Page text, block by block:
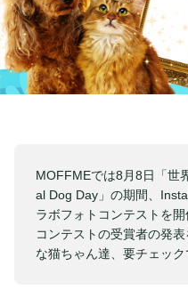
MOFFMEでは8月8日「世
al Dog Day」の期間、
ラボフォトコンテストを
コンテストの受賞者の発
な猫ちゃん達、要チェック